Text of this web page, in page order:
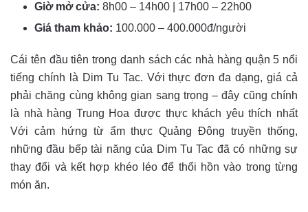
Giờ mở cửa: 8h00 – 14h00 | 17h00 – 22h00
Giá tham khảo: 100.000 – 400.000đ/người
Cái tên đầu tiên trong danh sách các nhà hàng quận 5 nổi
tiếng chính là Dim Tu Tac. Với thực đơn đa dạng, giá cả
phải chăng cùng không gian sang trọng – đây cũng chính
là nhà hàng Trung Hoa được thực khách yêu thích nhất
Với cảm hứng từ ẩm thực Quảng Đông truyền thống,
những đầu bếp tài năng của Dim Tu Tac đã có những sự
thay đổi và kết hợp khéo léo để thổi hồn vào trong từng
món ăn.